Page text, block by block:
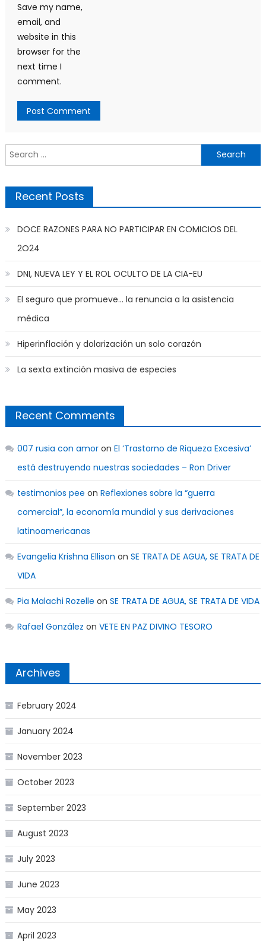
Save my name,
email, and
website in this
browser for the
next time I
comment.
Search
for:
Recent Posts
DOCE RAZONES PARA NO PARTICIPAR EN COMICIOS DEL
2O24
DNI, NUEVA LEY Y EL ROL OCULTO DE LA CIA-EU
El seguro que promueve… la renuncia a la asistencia
médica
Hiperinflación y dolarización un solo corazón
La sexta extinción masiva de especies
Recent Comments
007 rusia con amoron El ‘Trastorno de Riqueza Excesiva’
está destruyendo nuestras sociedades – Ron Driver
testimonios pee on Reflexiones sobre la “guerra
comercial”, la economía mundial y sus derivaciones
latinoamericanas
Evangelia Krishna Ellison on SE TRATA DE AGUA, SE TRATA DE
VIDA
Pia Malachi Rozelle on SE TRATA DE AGUA, SE TRATA DE VIDA
Rafael González on VETE EN PAZ DIVINO TESORO
Archives
February 2024
January 2024
November 2023
October 2023
September 2023
August 2023
July 2023
June 2023
May 2023
April 2023